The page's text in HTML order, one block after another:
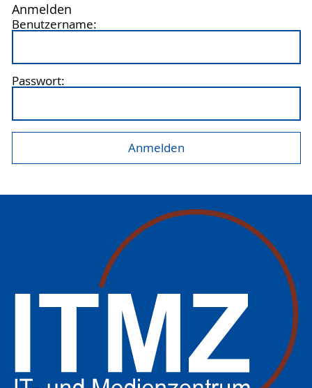
Anmelden
Benutzername:
Passwort: